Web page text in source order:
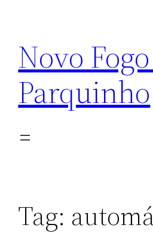
conteúdo
Novo
Parquinho
Tag: